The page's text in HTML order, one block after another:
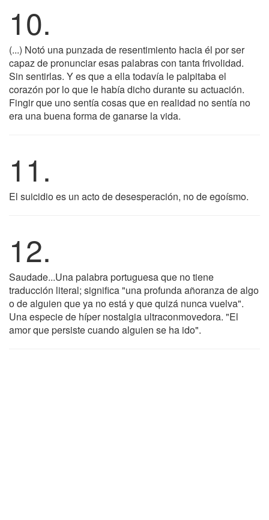
10.
(...) Notó una punzada de resentimiento hacia él por ser
capaz de pronunciar esas palabras con tanta frivolidad.
Sin sentirlas. Y es que a ella todavía le palpitaba el
corazón por lo que le había dicho durante su actuación.
Fingir que uno sentía cosas que en realidad no sentía no
era una buena forma de ganarse la vida.
11.
El suicidio es un acto de desesperación, no de egoísmo.
12.
Saudade...Una palabra portuguesa que no tiene
traducción literal; significa "una profunda añoranza de algo
o de alguien que ya no está y que quizá nunca vuelva".
Una especie de híper nostalgia ultraconmovedora. "El
amor que persiste cuando alguien se ha ido".